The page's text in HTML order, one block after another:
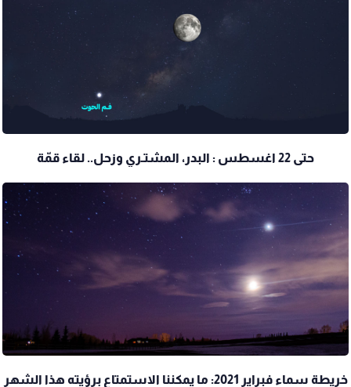
حتى 22 اغسطس : البدر، المشتـري وزحل.. لقاء قمّة
خريطة سماء فبراير 2021: ما يمكننا الاستمتاع برؤيته هذا الشهر